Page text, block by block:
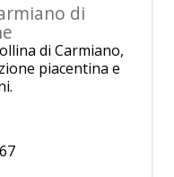
di
di Carmiano,
piacentina e